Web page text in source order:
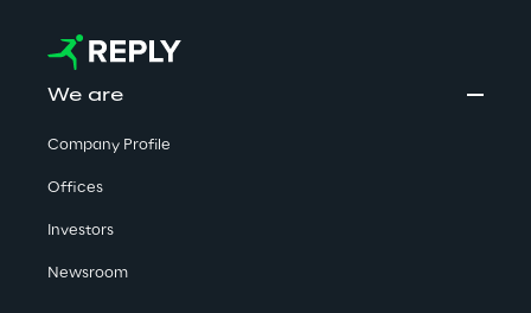
We are
Company Profile
Offices
Investors
Newsroom